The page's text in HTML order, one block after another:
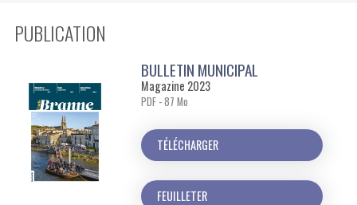
PUBLICATION
BULLETIN MUNICIPAL
Magazine 2023
PDF - 87 Mo
TÉLÉCHARGER
FEUILLETER